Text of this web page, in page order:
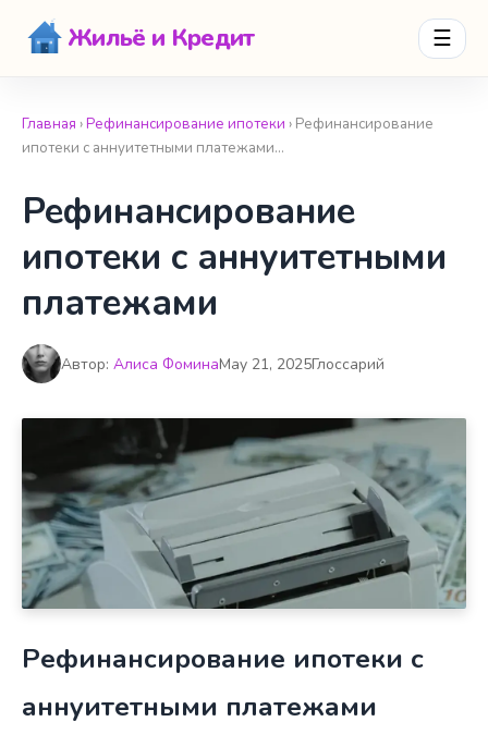
Жильё и Кредит ☰
Главная ›Рефинансирование ипотеки › Рефинансирование
ипотеки с аннуитетными платежами…
Рефинансирование
ипотеки с аннуитетными
платежами
Автор: Алиса ФоминаMay 21, 2025Глоссарий
Рефинансирование ипотеки с
аннуитетными платежами